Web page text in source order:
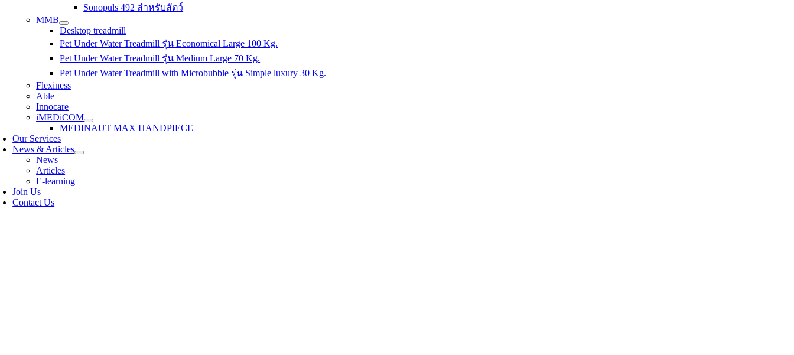
Sonopuls 492 สำหรับสัตว์
MMB
Desktop treadmill
Pet Under Water Treadmill รุ่น Economical Large 100 Kg.
Pet Under Water Treadmill รุ่น Medium Large 70 Kg.
Pet Under Water Treadmill with Microbubble รุ่น Simple luxury 30 Kg.
Flexiness
Able
Innocare
iMEDiCOM
MEDINAUT MAX HANDPIECE
Our Services
News & Articles
News
Articles
E-learning
Join Us
Contact Us